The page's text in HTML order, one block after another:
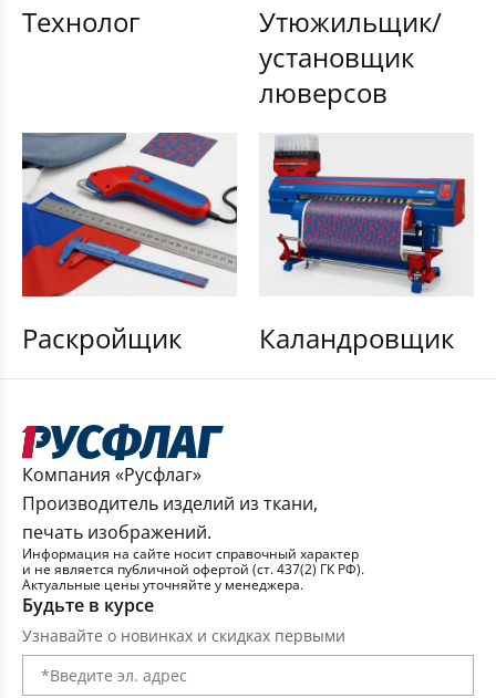
Технолог
Утюжильщик/
установщик
люверсов
Раскройщик Каландровщик
Компания «Русфлаг»
Производитель изделий из ткани,
печать изображений.
Информация на сайте носит справочный характер
и не является публичной офертой (ст. 437(2) ГК РФ).
Актуальные цены уточняйте у менеджера.
Будьте в курсе
Узнавайте о новинках и скидках первыми